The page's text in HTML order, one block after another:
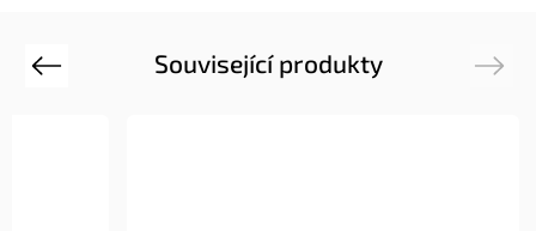
Související produkty
Previous Next